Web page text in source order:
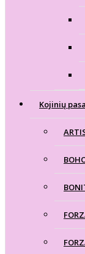
Kojinių